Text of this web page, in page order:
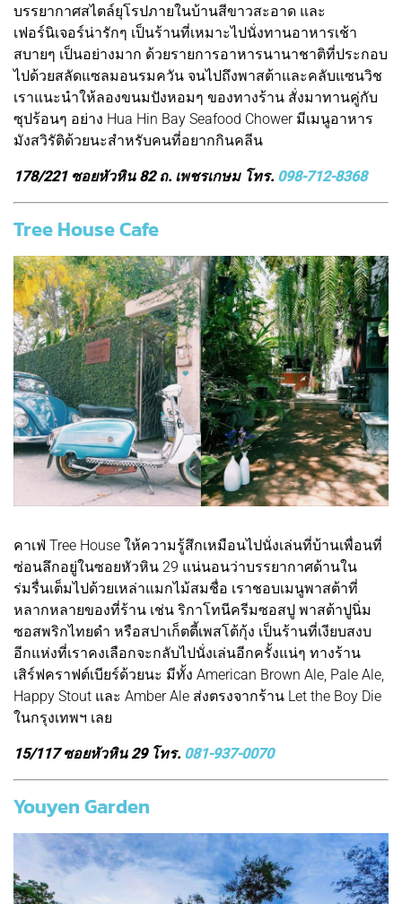
บรรยากาศสไตล์ยุโรปภายในบ้านสีขาวสะอาด และ
เฟอร์นิเจอร์น่ารักๆ เป็นร้านที่เหมาะไปนั่งทานอาหารเช้า
สบายๆ เป็นอย่างมาก ด้วยรายการอาหารนานาชาติที่ประกอบ
ไปด้วยสลัดแซลมอนรมควัน จนไปถึงพาสต้าและคลับแซนวิช
เราแนะนำให้ลองขนมปังหอมๆ ของทางร้าน สั่งมาทานคู่กับ
ซุปร้อนๆ อย่าง Hua Hin Bay Seafood Chower มีเมนูอาหาร
มังสวิรัติด้วยนะสำหรับคนที่อยากกินคลีน
178/221 ซอยหัวหิน 82 ถ. เพชรเกษม โทร. 098-712-8368
Tree House Cafe
คาเฟ่ Tree House ให้ความรู้สึกเหมือนไปนั่งเล่นที่บ้านเพื่อนที่
ซ่อนลึกอยู่ในซอยหัวหิน 29 แน่นอนว่าบรรยากาศด้านใน
ร่มรื่นเต็มไปด้วยเหล่าแมกไม้สมชื่อ เราชอบเมนูพาสต้าที่
หลากหลายของที่ร้าน เช่น ริกาโทนีครีมซอสปู พาสต้าปูนิ่ม
ซอสพริกไทยดำ หรือสปาเก็ตตี้เพสโต้กุ้ง เป็นร้านที่เงียบสงบ
อีกแห่งที่เราคงเลือกจะกลับไปนั่งเล่นอีกครั้งแน่ๆ ทางร้าน
เสิร์ฟคราฟต์เบียร์ด้วยนะ มีทั้ง American Brown Ale, Pale Ale,
Happy Stout และ Amber Ale ส่งตรงจากร้าน Let the Boy Die
ในกรุงเทพฯ เลย
15/117 ซอยหัวหิน 29 โทร. 081-937-0070
Youyen Garden